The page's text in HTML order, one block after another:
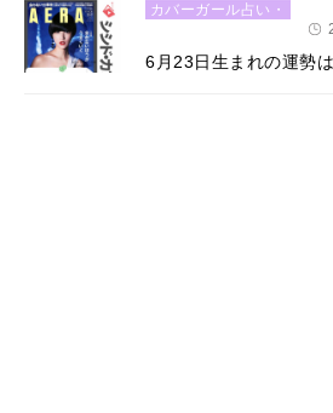
カバーガール占い・
6月23日生まれの運勢